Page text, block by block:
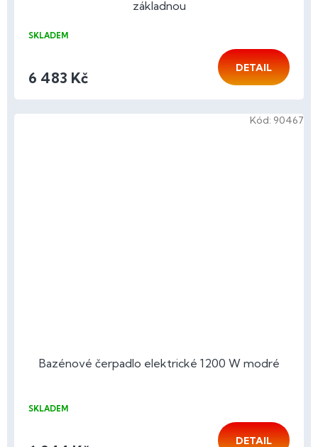
základnou
SKLADEM
6 483 Kč
DETAIL
Bazénové čerpadlo elektrické 1200 W modré
SKLADEM
DETAIL
Kód: 90467